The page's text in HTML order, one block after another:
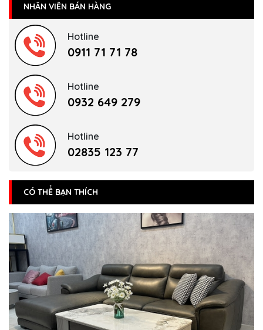
NHÂN VIÊN BÁN HÀNG
Hotline
0911 71 71 78
Hotline
0932 649 279
Hotline
02835 123 77
CÓ THỂ BẠN THÍCH